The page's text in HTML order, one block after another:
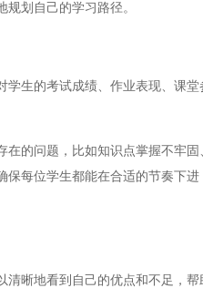
划自己的学习路径。
生的考试成绩、作业表现、课堂
的问题，比如知识点掌握不牢固
保每位学生都能在合适的节奏下进
晰地看到自己的优点和不足，帮